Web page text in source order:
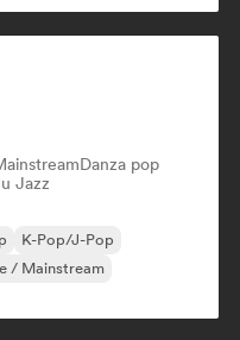
Danza pop
Jazz
K-Pop/J-Pop
/ Mainstream